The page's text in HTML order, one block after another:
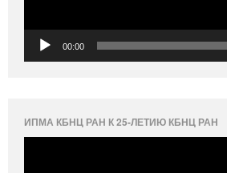
00:00
ИПМА КБНЦ РАН К 25-ЛЕТИЮ КБНЦ РАН